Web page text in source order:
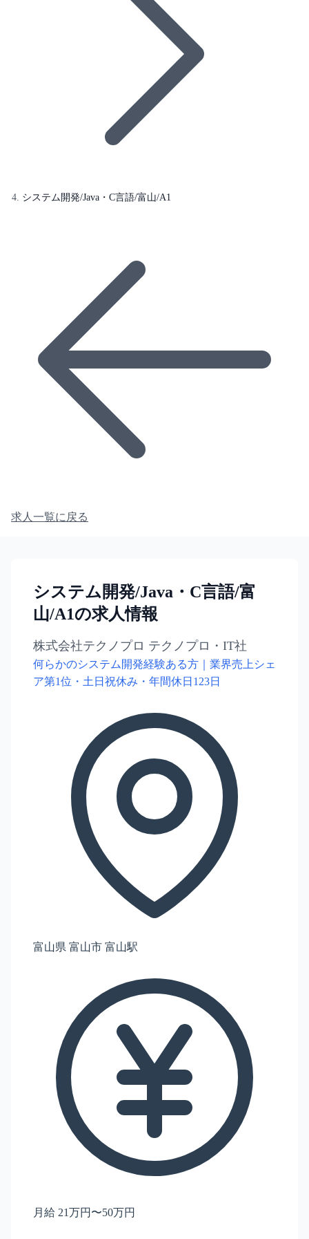
システム開発/Java・C言語/富山/A1
求人一覧に戻る
システム開発/Java・C言語/富
山/A1の求人情報
株式会社テクノプロ テクノプロ・IT社
何らかのシステム開発経験ある方｜業界売上シェ
ア第1位・土日祝休み・年間休日123日
富山県 富山市 富山駅
月給 21万円〜50万円